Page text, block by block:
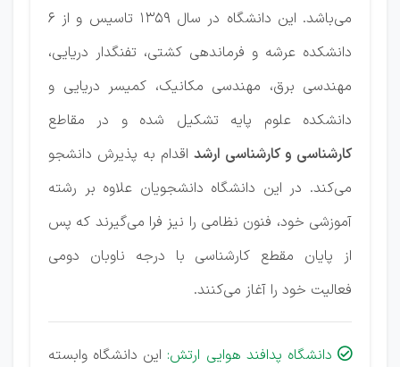
می‌باشد. این دانشگاه در سال 1359 تاسیس و از 6
دانشکده عرشه و فرماندهی کشتی، تفنگدار دریایی،
مهندسی برق، مهندسی مکانیک، کمیسر دریایی و
دانشکده علوم پایه تشکیل شده و در مقاطع
کارشناسی و کارشناسی ارشد اقدام به پذیرش دانشجو
می‌کند. در این دانشگاه دانشجویان علاوه بر رشته
آموزشی خود، فنون نظامی را نیز فرا می‌گیرند که پس
از پایان مقطع کارشناسی با درجه ناوبان دومی
فعالیت خود را آغاز می‌کنند.
دانشگاه پدافند هوایی ارتش: این دانشگاه وابسته